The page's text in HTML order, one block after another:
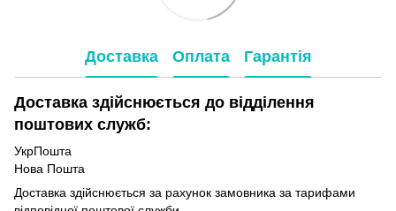
Доставка Оплата Гарантія
Доставка здійснюється до відділення
поштових служб:
УкрПошта
Нова Пошта
Доставка здійснюється за рахунок замовника за тарифами